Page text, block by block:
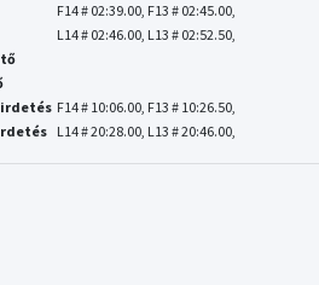
F14 # 02:39.00, F13 # 02:45.00,
L14 # 02:46.00, L13 # 02:52.50,
F14 # 10:06.00, F13 # 10:26.50,
L14 # 20:28.00, L13 # 20:46.00,